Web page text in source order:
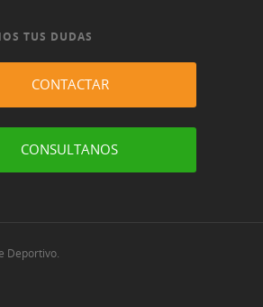
TUS DUDAS
CONTACTAR
CONSULTANOS
Deportivo.